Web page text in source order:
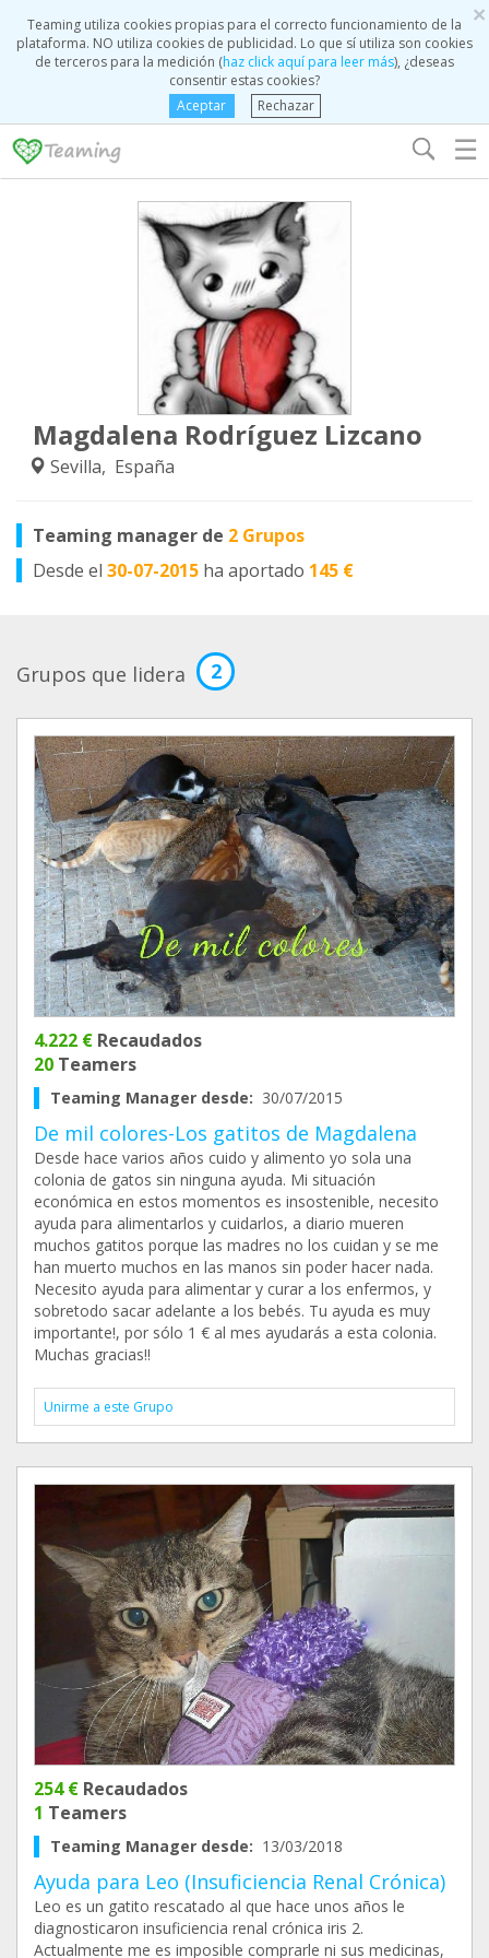
×
Teaming utiliza cookies propias para el correcto funcionamiento de la
plataforma. NO utiliza cookies de publicidad. Lo que sí utiliza son cookies
de terceros para la medición (haz click aquí para leer más), ¿deseas
consentir estas cookies?
Aceptar
Rechazar
☰
Magdalena Rodríguez Lizcano
Sevilla, España
Teaming manager de 2 Grupos
Desde el 30-07-2015 ha aportado 145 €
Grupos que lidera 2
4.222 € Recaudados
20 Teamers
Teaming Manager desde: 30/07/2015
De mil colores-Los gatitos de Magdalena
Desde hace varios años cuido y alimento yo sola una
colonia de gatos sin ninguna ayuda. Mi situación
económica en estos momentos es insostenible, necesito
ayuda para alimentarlos y cuidarlos, a diario mueren
muchos gatitos porque las madres no los cuidan y se me
han muerto muchos en las manos sin poder hacer nada.
Necesito ayuda para alimentar y curar a los enfermos, y
sobretodo sacar adelante a los bebés. Tu ayuda es muy
importante!, por sólo 1 € al mes ayudarás a esta colonia.
Muchas gracias!!
Unirme a este Grupo
254 € Recaudados
1 Teamers
Teaming Manager desde: 13/03/2018
Ayuda para Leo (Insuficiencia Renal Crónica)
Leo es un gatito rescatado al que hace unos años le
diagnosticaron insuficiencia renal crónica iris 2.
Actualmente me es imposible comprarle ni sus medicinas,